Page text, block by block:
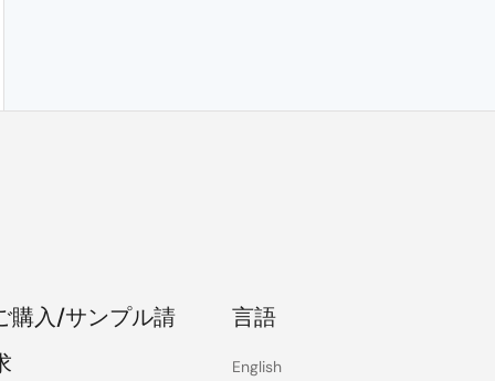
購入/サンプル請
言語
English